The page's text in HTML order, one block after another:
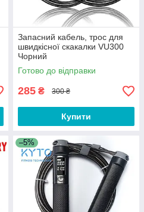
Запасний кабель, трос для
швидкісної скакалки VU300
Чорний
Готово до відправки
285 ₴ 300 ₴
Купити
–5%